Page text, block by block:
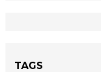
TAGS